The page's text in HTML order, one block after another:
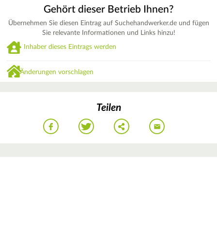
Gehört dieser Betrieb Ihnen?
Übernehmen Sie diesen Eintrag auf Suchehandwerker.de und fügen
Sie relevante Informationen und Links hinzu!
Inhaber dieses Eintrags werden
Änderungen vorschlagen
Teilen